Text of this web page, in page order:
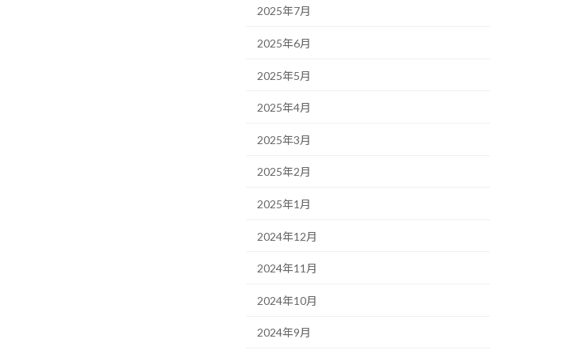
2025年7月
2025年6月
2025年5月
2025年4月
2025年3月
2025年2月
2025年1月
2024年12月
2024年11月
2024年10月
2024年9月